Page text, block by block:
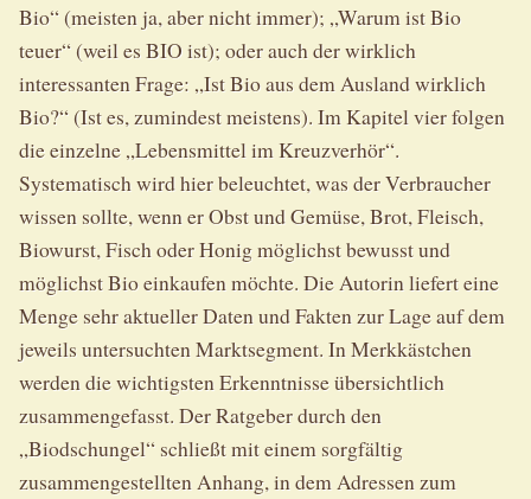
Bio“ (meisten ja, aber nicht immer); „Warum ist Bio
teuer“ (weil es BIO ist); oder auch der wirklich
interessanten Frage: „Ist Bio aus dem Ausland wirklich
Bio?“ (Ist es, zumindest meistens). Im Kapitel vier folgen
die einzelne „Lebensmittel im Kreuzverhör“.
Systematisch wird hier beleuchtet, was der Verbraucher
wissen sollte, wenn er Obst und Gemüse, Brot, Fleisch,
Biowurst, Fisch oder Honig möglichst bewusst und
möglichst Bio einkaufen möchte. Die Autorin liefert eine
Menge sehr aktueller Daten und Fakten zur Lage auf dem
jeweils untersuchten Marktsegment. In Merkkästchen
werden die wichtigsten Erkenntnisse übersichtlich
zusammengefasst. Der Ratgeber durch den
„Biodschungel“ schließt mit einem sorgfältig
zusammengestellten Anhang, in dem Adressen zum